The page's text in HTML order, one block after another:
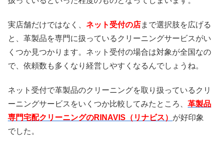
実店舗だけではなく、 ネット受付の店まで選択肢を広げる
と、革製品を専門に扱っているクリーニングサービスがい
くつか見つかります。ネット受付の場合は対象が全国なの
で、依頼数も多くなり経営しやすくなるんでしょうね。
ネット受付で革製品のクリーニングを取り扱っているクリ
ーニングサービスをいくつか比較してみたところ、 革製品
専門宅配クリーニングのRINAVIS（リナビス） が好印象
でした。